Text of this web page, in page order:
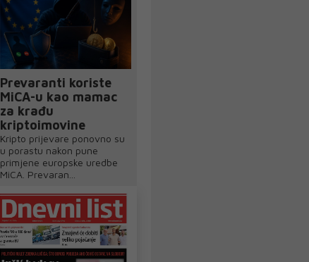
Prevaranti koriste
MiCA-u kao mamac
za krađu
kriptoimovine
Kripto prijevare ponovno su
u porastu nakon pune
primjene europske uredbe
MiCA. Prevaran...